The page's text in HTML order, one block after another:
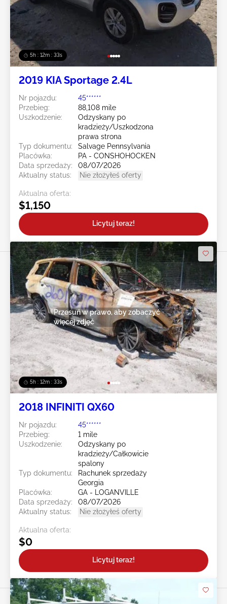
5h : 12m : 31s
2019 KIA Sportage 2.4L
Nr pojazdu:
45******
Przebieg:
88,108 mile
Uszkodzenie:
Odzyskany po
kradzieży/Uszkodzona
prawa strona
Typ dokumentu:
Salvage Pennsylvania
Placówka:
PA - CONSHOHOCKEN
Data sprzedaży:
08/07/2026
Aktualny status:
Nie złożyłeś oferty
Aktualna oferta:
$1,150
Licytuj teraz!
5h : 12m : 31s
Przesuń w prawo, aby zobaczyć
więcej zdjęć
2018 INFINITI QX60
Nr pojazdu:
45******
Przebieg:
1 mile
Uszkodzenie:
Odzyskany po
kradzieży/Całkowicie
spalony
Typ dokumentu:
Rachunek sprzedaży
Georgia
Placówka:
GA - LOGANVILLE
Data sprzedaży:
08/07/2026
Aktualny status:
Nie złożyłeś oferty
Aktualna oferta:
$0
Licytuj teraz!